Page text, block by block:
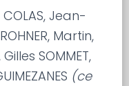
Jean-
Martin,
SOMMET,
(ce